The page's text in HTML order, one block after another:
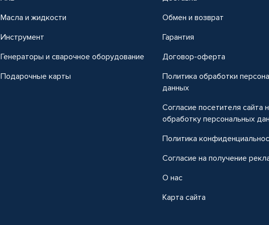
Масла и жидкости
Инструмент
Генераторы и сварочное оборудование
Подарочные карты
Обмен и возврат
Гарантия
Договор-оферта
Политика обработки
данных
Согласие посетителя сайта
обработку персональных
Политика
Согласие на получение
О нас
Карта сайта